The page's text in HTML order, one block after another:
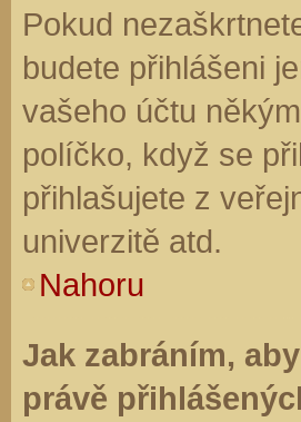
Pokud
budete přihlášeni
vašeho účtu
políčko, když se
přihlašujete z
univerzitě atd.
Nahoru
Jak zabráním,
právě